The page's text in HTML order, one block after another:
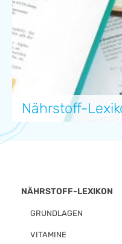
Nährstoff-
NÄHRSTOFF-LEXIKON
GRUNDLAGEN
VITAMINE